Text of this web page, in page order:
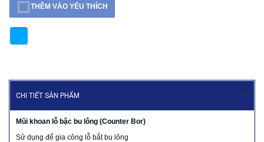
THÊM VÀO YÊU THÍCH
CHI TIẾT SẢN PHẨM
Mũi khoan lỗ bậc bu lông (Counter Bor)
Sử dụng để gia công lỗ bắt bu lông